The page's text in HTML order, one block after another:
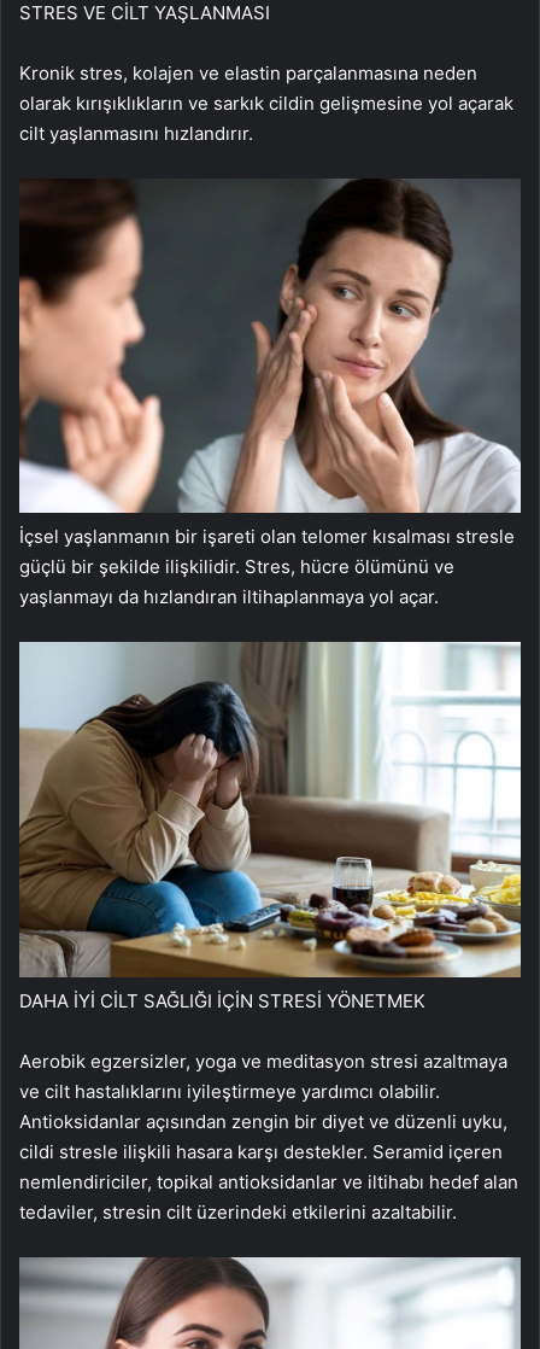
STRES VE CİLT YAŞLANMASI
Kronik stres, kolajen ve elastin parçalanmasına neden
olarak kırışıklıkların ve sarkık cildin gelişmesine yol açarak
cilt yaşlanmasını hızlandırır.
İçsel yaşlanmanın bir işareti olan telomer kısalması stresle
güçlü bir şekilde ilişkilidir. Stres, hücre ölümünü ve
yaşlanmayı da hızlandıran iltihaplanmaya yol açar.
DAHA İYİ CİLT SAĞLIĞI İÇİN STRESİ YÖNETMEK
Aerobik egzersizler, yoga ve meditasyon stresi azaltmaya
ve cilt hastalıklarını iyileştirmeye yardımcı olabilir.
Antioksidanlar açısından zengin bir diyet ve düzenli uyku,
cildi stresle ilişkili hasara karşı destekler. Seramid içeren
nemlendiriciler, topikal antioksidanlar ve iltihabı hedef alan
tedaviler, stresin cilt üzerindeki etkilerini azaltabilir.